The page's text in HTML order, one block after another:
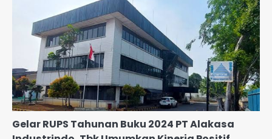
Gelar RUPS Tahunan Buku 2024 PT Alakasa